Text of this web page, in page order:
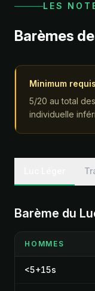
LES
Barèmes
Minimum requis
5/20 au total
individuelle
Barème du
HOMMES
<5+15s